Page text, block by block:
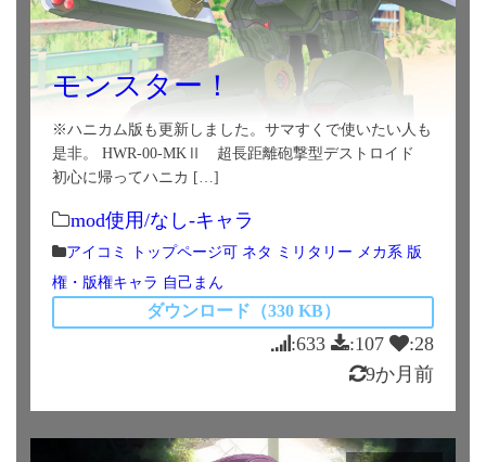
モンスター！
※ハニカム版も更新しました。サマすくで使いたい人も
是非。 HWR-00-MKⅡ 超長距離砲撃型デストロイド
初心に帰ってハニカ […]
mod使用/なし-キャラ
アイコミ トップページ可 ネタ ミリタリー メカ系 版
権・版権キャラ 自己まん
ダウンロード（330 KB）
:633 :107
:28
9か月前